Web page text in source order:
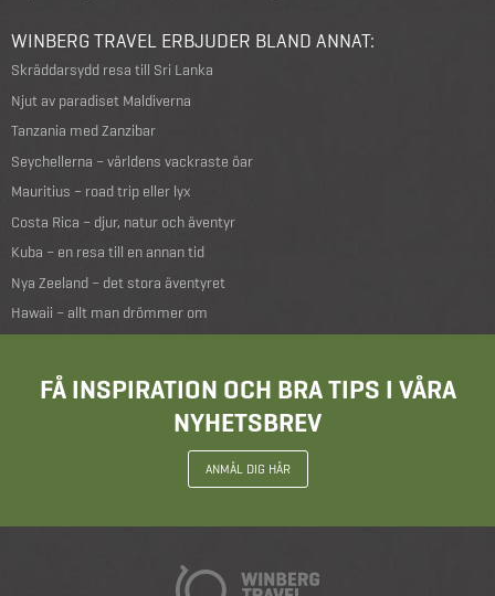
WINBERG TRAVEL ERBJUDER BLAND ANNAT:
Skräddarsydd resa till Sri Lanka
Njut av paradiset Maldiverna
Tanzania med Zanzibar
Seychellerna – världens vackraste öar
Mauritius – road trip eller lyx
Costa Rica – djur, natur och äventyr
Kuba – en resa till en annan tid
Nya Zeeland – det stora äventyret
Hawaii – allt man drömmer om
FÅ INSPIRATION OCH BRA TIPS I VÅRA
NYHETSBREV
ANMÄL DIG HÄR